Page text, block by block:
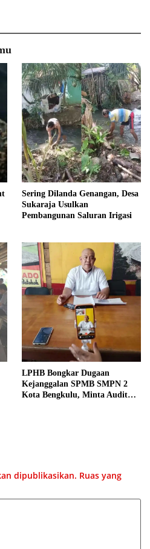
Sering Dilanda Genangan, Desa
Sukaraja Usulkan
Pembangunan Saluran Irigasi
LPHB Bongkar Dugaan
Kejanggalan SPMB SMPN 2
Kota Bengkulu, Minta Audit
dipublikasikan. Ruas yang